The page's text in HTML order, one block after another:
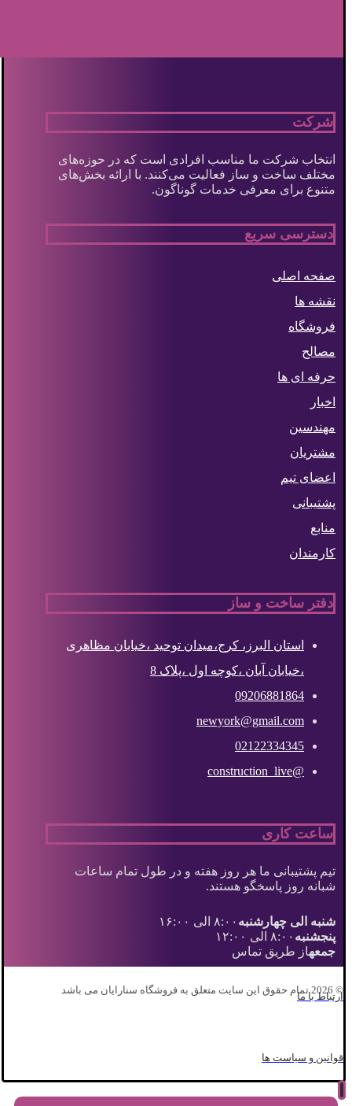
شرکت
انتخاب شرکت ما مناسب افرادی است که در حوزه‌های
مختلف ساخت و ساز فعالیت می‌کنند. با ارائه بخش‌های
متنوع برای معرفی خدمات گوناگون.
دسترسی سریع
صفحه اصلی
نقشه ها
فروشگاه
مصالح
حرفه ای ها
اخبار
مهندسین
مشتریان
اعضای تیم
پشتیبانی
منابع
کارمندان
دفتر ساخت و ساز
استان البرز، کرج،میدان توحید ،خیابان مظاهری
،خیابان آبان ،کوچه اول ،پلاک 8
09206881864
newyork@gmail.com
02122334345
@construction_live
ساعت کاری
تیم پشتیبانی ما هر روز هفته و در طول تمام ساعات
شبانه روز پاسخگو هستند.
شنبه الی چهارشنبه ۸:۰۰ الی ۱۶:۰۰
پنجشنبه ۸:۰۰ الی ۱۲:۰۰
جمعهاز طریق تماس
© 2026 تمام حقوق این سایت متعلق به فروشگاه سنارایان می باشد
ارتباط با ما
قوانین و سیاست ها